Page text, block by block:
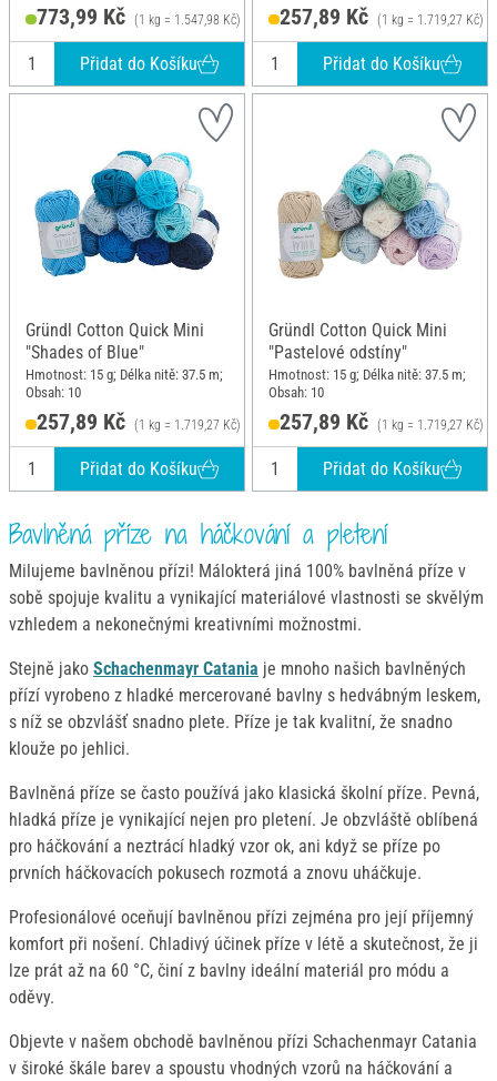
773,99 Kč (1 kg = 1.547,98 Kč)
Přidat do Košíku
257,89 Kč (1 kg = 1.719,27 Kč)
Přidat do Košíku
Gründl Cotton Quick Mini
"Shades of Blue"
Hmotnost: 15 g; Délka nitě: 37.5 m;
Obsah: 10
257,89 Kč (1 kg = 1.719,27 Kč)
Přidat do Košíku
Gründl Cotton Quick Mini
"Pastelové odstíny"
Hmotnost: 15 g; Délka nitě: 37.5 m;
Obsah: 10
257,89 Kč (1 kg = 1.719,27 Kč)
Přidat do Košíku
Bavlněná příze na háčkování a pletení
Milujeme bavlněnou přízi! Málokterá jiná 100% bavlněná příze v
sobě spojuje kvalitu a vynikající materiálové vlastnosti se skvělým
vzhledem a nekonečnými kreativními možnostmi.
Stejně jako Schachenmayr Catania je mnoho našich bavlněných
přízí vyrobeno z hladké mercerované bavlny s hedvábným leskem,
s níž se obzvlášť snadno plete. Příze je tak kvalitní, že snadno
klouže po jehlici.
Bavlněná příze se často používá jako klasická školní příze. Pevná,
hladká příze je vynikající nejen pro pletení. Je obzvláště oblíbená
pro háčkování a neztrácí hladký vzor ok, ani když se příze po
prvních háčkovacích pokusech rozmotá a znovu uháčkuje.
Profesionálové oceňují bavlněnou přízi zejména pro její příjemný
komfort při nošení. Chladivý účinek příze v létě a skutečnost, že ji
lze prát až na 60 °C, činí z bavlny ideální materiál pro módu a
oděvy.
Objevte v našem obchodě bavlněnou přízi Schachenmayr Catania
v široké škále barev a spoustu vhodných vzorů na háčkování a